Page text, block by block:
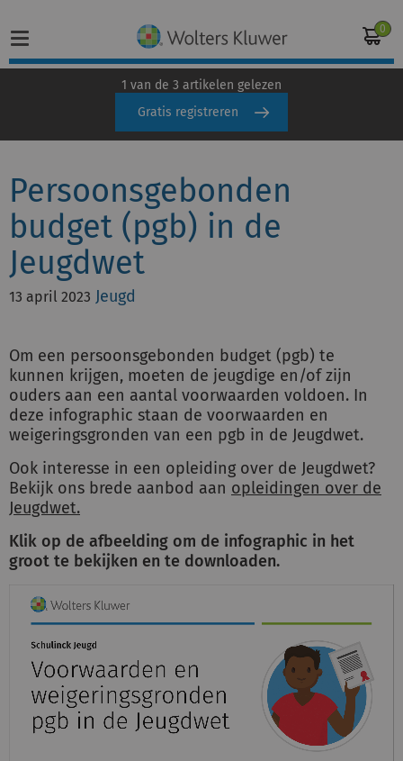
0
Home
Vakgebieden
Actueel
Producten
Juridisch advies
Inloggen op de kennisbank
Inloggen
1 van de 3 artikelen gelezen
Gratis registreren
Persoonsgebonden
budget (pgb) in de
Jeugdwet
13 april 2023 Jeugd
Om een persoonsgebonden budget (pgb) te
kunnen krijgen, moeten de jeugdige en/of zijn
ouders aan een aantal voorwaarden voldoen. In
deze infographic staan de voorwaarden en
weigeringsgronden van een pgb in de Jeugdwet.
Ook interesse in een opleiding over de Jeugdwet?
Bekijk ons brede aanbod aan opleidingen over de
Jeugdwet.
Klik op de afbeelding om de infographic in het
groot te bekijken en te downloaden.